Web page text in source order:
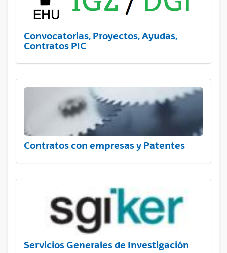
Convocatorias, Proyectos, Ayudas,
Contratos PIC
Contratos con empresas y Patentes
Servicios Generales de Investigación